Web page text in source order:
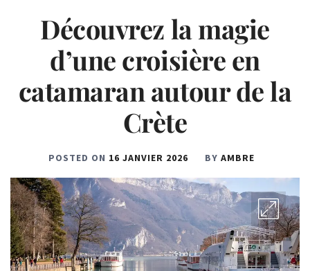
Découvrez la magie
d’une croisière en
catamaran autour de la
Crète
POSTED ON 16 JANVIER 2026 BY AMBRE